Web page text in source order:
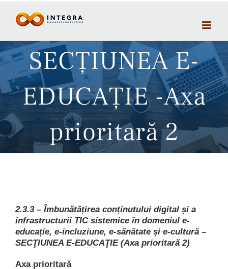
content
SECŢIUNEA E-
EDUCAŢIE -Axa
prioritară 2
2.3.3 – Îmbunătățirea conținutului digital și a
infrastructurii TIC sistemice în domeniul e-
educație, e-incluziune, e-sănătate și e-cultură –
SECŢIUNEA E-EDUCAŢIE (Axa prioritară 2)
Axa prioritară